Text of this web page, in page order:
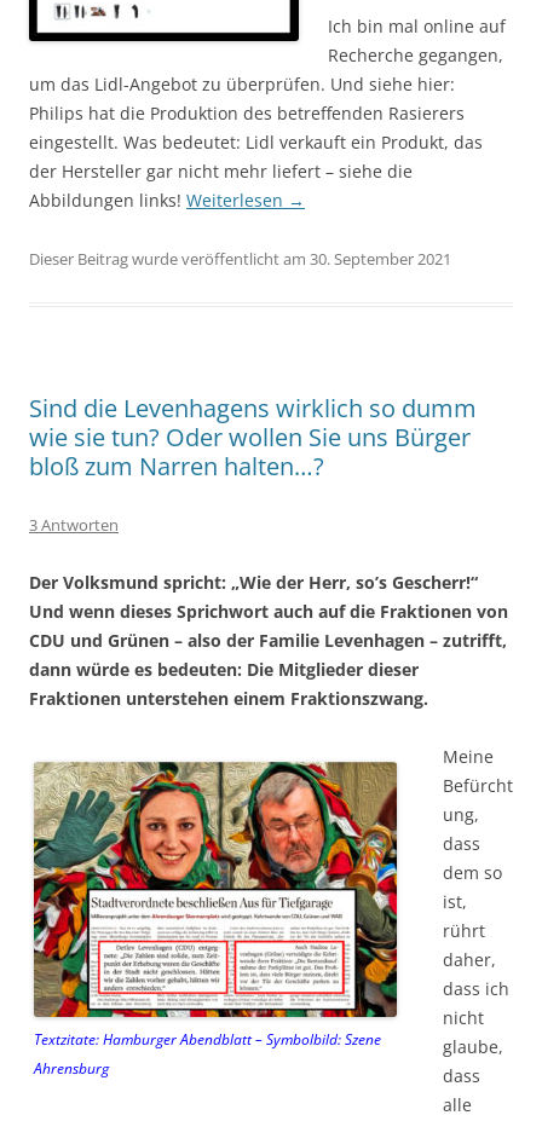
Ich bin mal online auf
Recherche gegangen,
um das Lidl-Angebot zu überprüfen. Und siehe hier:
Philips hat die Produktion des betreffenden Rasierers
eingestellt. Was bedeutet: Lidl verkauft ein Produkt, das
der Hersteller gar nicht mehr liefert – siehe die
Abbildungen links! Weiterlesen →
Dieser Beitrag wurde veröffentlicht am 30. September 2021
Sind die Levenhagens wirklich so dumm
wie sie tun? Oder wollen Sie uns Bürger
bloß zum Narren halten…?
3 Antworten
Der Volksmund spricht: „Wie der Herr, so’s Gescherr!“
Und wenn dieses Sprichwort auch auf die Fraktionen von
CDU und Grünen – also der Familie Levenhagen – zutrifft,
dann würde es bedeuten: Die Mitglieder dieser
Fraktionen unterstehen einem Fraktionszwang.
Textzitate: Hamburger Abendblatt – Symbolbild: Szene
Ahrensburg
Meine
Befürcht
ung,
dass
dem so
ist,
rührt
daher,
dass ich
nicht
glaube,
dass
alle